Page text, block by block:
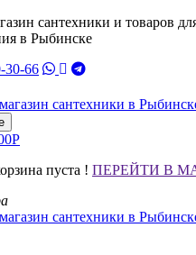
сантехники и товаров
в Рыбинске
30-66
Р
пуста ! ПЕРЕЙТИ В